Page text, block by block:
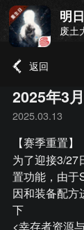
明
废土
返回
2025年3
2025.03.13
【赛季重置】
为了迎接3/27
置功能，由于
因和装备配方
下
<幸存者资源